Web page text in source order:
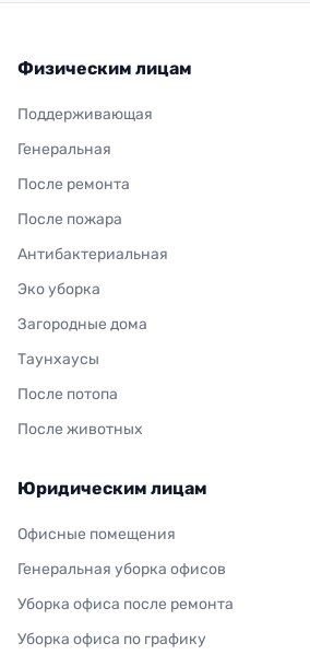
Физическим лицам
Поддерживающая
Генеральная
После ремонта
После пожара
Антибактериальная
Эко уборка
Загородные дома
Таунхаусы
После потопа
После животных
Юридическим лицам
Офисные помещения
Генеральная уборка офисов
Уборка офиса после ремонта
Уборка офиса по графику